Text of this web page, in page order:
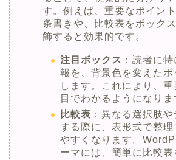
す。例えば、重要なポイン
条書きや、比較表をボック
飾すると効果的です。
注目ボックス ：読者に
報を、背景色を変えたボ
します。これにより、
目でわかるようになりま
比較表 ：異なる選択肢
する際に、表形式で整理
やすくなります。
ーマには、簡単に比較表